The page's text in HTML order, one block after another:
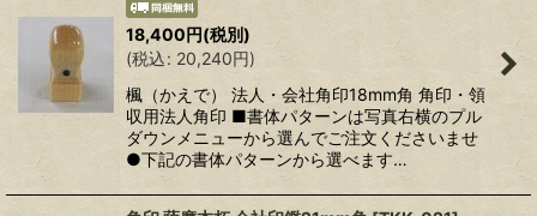
18,400円(税別)
(税込: 20,240円)
楓（かえで） 法人・会社角印18mm角 角印・領
収用法人角印 ■書体パターンは写真右横のプル
ダウンメニューから選んでご注文くださいませ
●下記の書体パターンから選べます…